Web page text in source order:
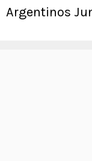
Argentinos